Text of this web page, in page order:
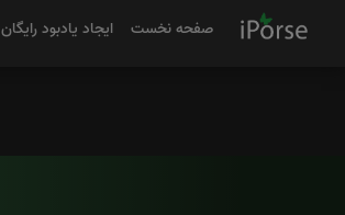
صفحه نخست ایجاد یادبود رایگان